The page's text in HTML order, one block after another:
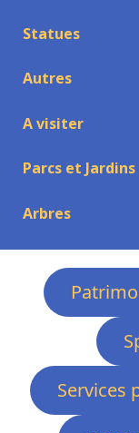
Statues
Autres
A visiter
Parcs et Jardins
Arbres
Services